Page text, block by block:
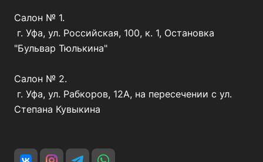
Салон № 1.
г. Уфа, ул. Российская, 100, к. 1, Остановка
"Бульвар Тюлькина"
Салон № 2.
г. Уфа, ул. Рабкоров, 12А, на пересечении с ул.
Степана Кувыкина